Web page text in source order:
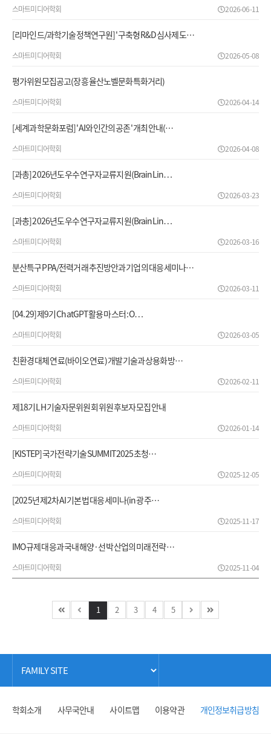
스마트미디어학회 2026-06-11
[리마인드/과학기술정책연구원] '구축형 R&D 심사제도…
스마트미디어학회 2026-05-08
평가위원모집공고(장흥 율산노벨문화특화거리)
스마트미디어학회 2026-04-14
[세계과학문화포럼] 'AI와 인간의 공존' 개최 안내(…
스마트미디어학회 2026-04-08
[과총] 2026년도 우수연구자교류지원(BrainLin…
스마트미디어학회 2026-03-23
[과총] 2026년도 우수연구자교류지원(BrainLin…
스마트미디어학회 2026-03-16
분산특구 PPA/전력거래 추진방안과 기업의 대응 세미나…
스마트미디어학회 2026-03-11
[04.29] 제9기 ChatGPT 활용 마스터 : O…
스마트미디어학회 2026-03-05
친환경 대체 연료(바이오 연료) 개발 기술과 상용화 방…
스마트미디어학회 2026-02-11
제18기 LH 기술자문위원회 위원 후보자 모집 안내
스마트미디어학회 2026-01-14
[KISTEP] 국가전략기술 SUMMIT 2025 초청…
스마트미디어학회 2025-12-05
[2025년 제2차 AI 기본법 대응 세미나(in 광주…
스마트미디어학회 2025-11-17
IMO 규제 대응과 국내 해양·선박 산업의 미래 전략 …
스마트미디어학회 2025-11-04
1 2 3 4 5
학회소개 사무국안내 사이트맵 이용약관 개인정보취급방침